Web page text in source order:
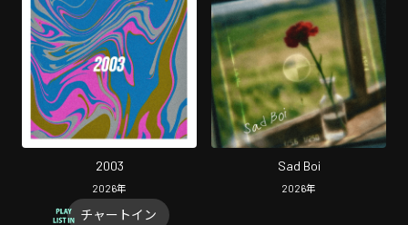
2003
2026年
チャートイン
Sad Boi
2026年